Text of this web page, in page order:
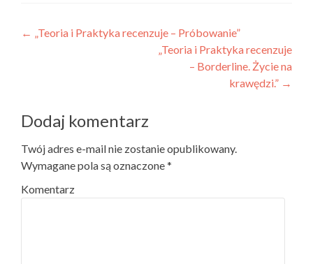
Nawigacja wpisu
← „Teoria i Praktyka recenzuje – Próbowanie”
„Teoria i Praktyka recenzuje
– Borderline. Życie na
krawędzi.” →
Dodaj komentarz
Twój adres e-mail nie zostanie opublikowany.
Wymagane pola są oznaczone*
Komentarz